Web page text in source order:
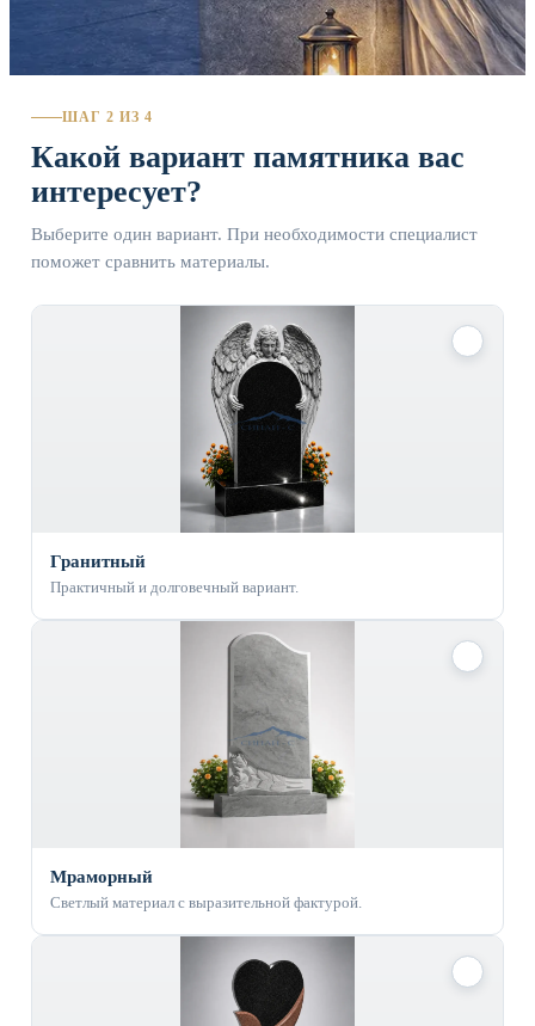
ШАГ 2 ИЗ 4
Какой вариант памятника вас
интересует?
Выберите один вариант. При необходимости специалист
поможет сравнить материалы.
Гранитный
Практичный и долговечный вариант.
Мраморный
Светлый материал с выразительной фактурой.